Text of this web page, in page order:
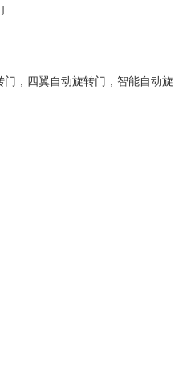
，四翼自动旋转门，智能自动旋